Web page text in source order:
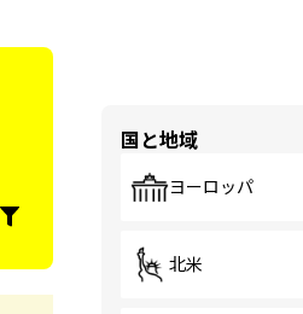
国と地域
ヨーロッパ
北米